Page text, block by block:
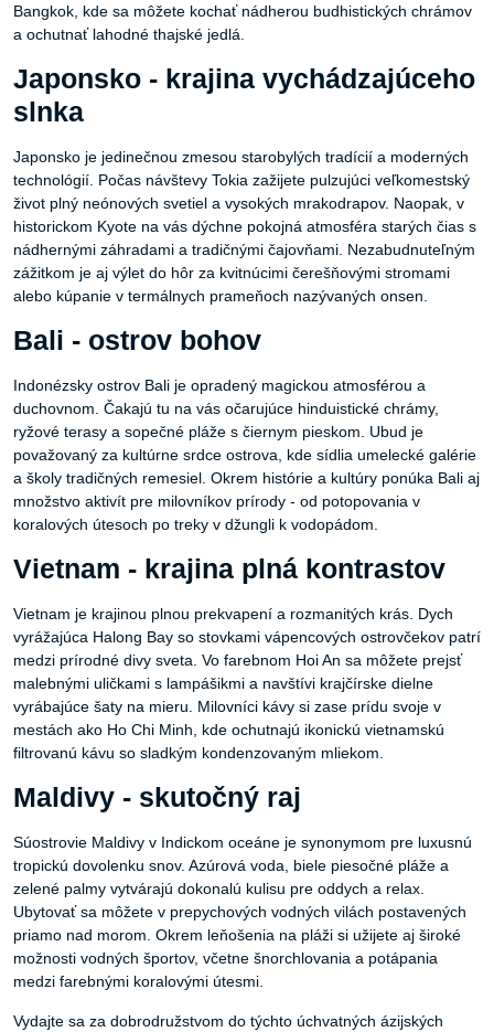
Bangkok, kde sa môžete kochať nádherou budhistických chrámov
a ochutnať lahodné thajské jedlá.
Japonsko - krajina vychádzajúceho
slnka
Japonsko je jedinečnou zmesou starobylých tradícií a moderných
technológií. Počas návštevy Tokia zažijete pulzujúci veľkomestský
život plný neónových svetiel a vysokých mrakodrapov. Naopak, v
historickom Kyote na vás dýchne pokojná atmosféra starých čias s
nádhernými záhradami a tradičnými čajovňami. Nezabudnuteľným
zážitkom je aj výlet do hôr za kvitnúcimi čerešňovými stromami
alebo kúpanie v termálnych prameňoch nazývaných onsen.
Bali - ostrov bohov
Indonézsky ostrov Bali je opradený magickou atmosférou a
duchovnom. Čakajú tu na vás očarujúce hinduistické chrámy,
ryžové terasy a sopečné pláže s čiernym pieskom. Ubud je
považovaný za kultúrne srdce ostrova, kde sídlia umelecké galérie
a školy tradičných remesiel. Okrem histórie a kultúry ponúka Bali aj
množstvo aktivít pre milovníkov prírody - od potopovania v
koralových útesoch po treky v džungli k vodopádom.
Vietnam - krajina plná kontrastov
Vietnam je krajinou plnou prekvapení a rozmanitých krás. Dych
vyrážajúca Halong Bay so stovkami vápencových ostrovčekov patrí
medzi prírodné divy sveta. Vo farebnom Hoi An sa môžete prejsť
malebnými uličkami s lampášikmi a navštívi krajčírske dielne
vyrábajúce šaty na mieru. Milovníci kávy si zase prídu svoje v
mestách ako Ho Chi Minh, kde ochutnajú ikonickú vietnamskú
filtrovanú kávu so sladkým kondenzovaným mliekom.
Maldivy - skutočný raj
Súostrovie Maldivy v Indickom oceáne je synonymom pre luxusnú
tropickú dovolenku snov. Azúrová voda, biele piesočné pláže a
zelené palmy vytvárajú dokonalú kulisu pre oddych a relax.
Ubytovať sa môžete v prepychových vodných vilách postavených
priamo nad morom. Okrem leňošenia na pláži si užijete aj široké
možnosti vodných športov, včetne šnorchlovania a potápania
medzi farebnými koralovými útesmi.
Vydajte sa za dobrodružstvom do týchto úchvatných ázijských